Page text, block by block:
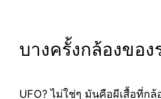
บางครั้งกล้องขอ
UFO? ไม่ใช่ๆ มันคือผีเสื้อที่ก